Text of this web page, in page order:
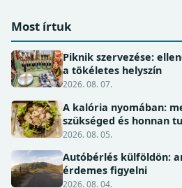
Most írtuk
Piknik szervezése:
a tökéletes helyszín
2026. 08. 07.
A kalória nyomában:
szükséged és honnan
2026. 08. 05.
Autóbérlés külföldön:
érdemes figyelni
2026. 08. 04.